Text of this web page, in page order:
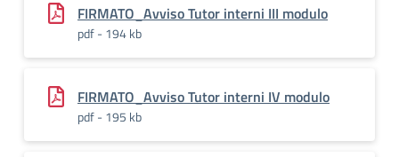
FIRMATO_Avviso Tutor interni III modulo
pdf - 194 kb
FIRMATO_Avviso Tutor interni IV modulo
pdf - 195 kb